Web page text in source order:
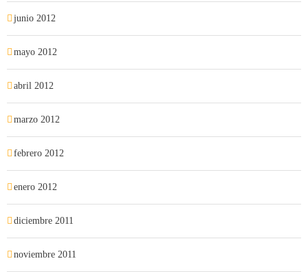
junio 2012
mayo 2012
abril 2012
marzo 2012
febrero 2012
enero 2012
diciembre 2011
noviembre 2011